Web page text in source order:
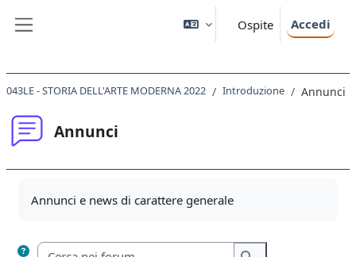
Ospite Accedi
043LE - STORIA DELL'ARTE MODERNA 2022 Introduzione Annunci
Annunci
Annunci e news di carattere generale
Cerca nei forum